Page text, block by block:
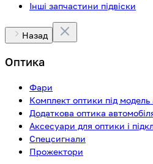
Інші запчастини підвіски
Назад
Оптика
Фари
Комплект оптики під модель
Додаткова оптика
Аксесуари для оптики і
Спецсигнали
Прожектори